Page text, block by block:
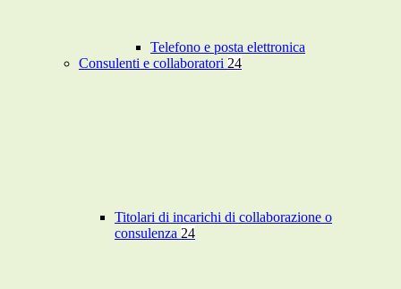
Telefono e posta elettronica
Consulenti e collaboratori 24
Titolari di incarichi di collaborazione o
consulenza 24